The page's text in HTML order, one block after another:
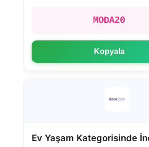
MODA20
Kopyala
Ev Yaşam Kategorisinde